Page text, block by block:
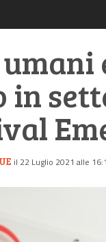
in
il 22 Luglio 2021 alle